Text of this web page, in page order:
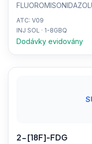
ATC: V09
INJ SOL · 1-8GBQ
Dodávky evidovány
2-[18F]-FDG